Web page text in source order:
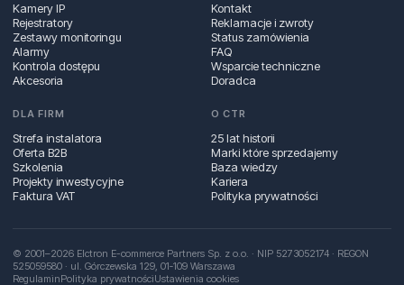
Kamery IP
Rejestratory
Zestawy monitoringu
Alarmy
Kontrola dostępu
Akcesoria
Kontakt
Reklamacje i zwroty
Status zamówienia
FAQ
Wsparcie techniczne
Doradca
DLA FIRM
Strefa instalatora
Oferta B2B
Szkolenia
Projekty inwestycyjne
Faktura VAT
O CTR
25 lat historii
Marki które sprzedajemy
Baza wiedzy
Kariera
Polityka prywatności
© 2001–2026 Elctron E-commerce Partners Sp. z o.o. · NIP 5273052174 · REGON
525059580 · ul. Górczewska 129, 01‑109 Warszawa
RegulaminPolityka prywatnościUstawienia cookies